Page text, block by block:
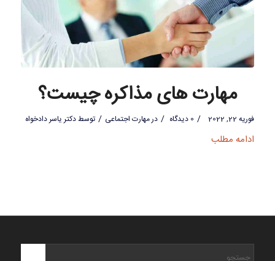
مهارت های مذاکره چیست؟
فوریه 22, 2022 / 0 دیدگاه / درمهارت اجتماعی / توسطدکتر یاسر دادخواه
ادامه مطلب